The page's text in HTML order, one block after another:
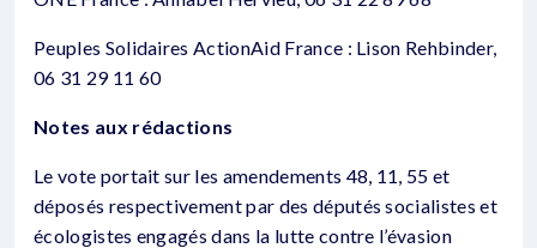
Peuples Solidaires ActionAid France : Lison Rehbinder,
06 31 29 11 60
Notes aux rédactions
Le vote portait sur les amendements 48, 11, 55 et
déposés respectivement par des députés socialistes et
écologistes engagés dans la lutte contre l’évasion